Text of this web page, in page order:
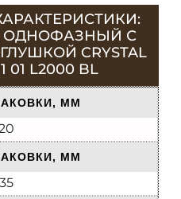
С
CRYSTAL
01 L2000 BL
ММ
ММ
35